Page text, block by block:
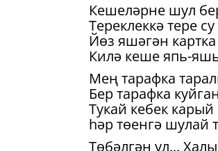
Кешеләрне шул
Тереклеккә тере
Йөз яшәгән
Килә кеше япь-
Мең тарафка
Бер тарафка
Тукай кебек карый
һәр төенгә шулай
Төбәлгән ул...